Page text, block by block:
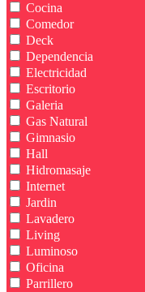
Cocina
Comedor
Deck
Dependencia
Electricidad
Escritorio
Galeria
Gas Natural
Gimnasio
Hall
Hidromasaje
Internet
Jardin
Lavadero
Living
Luminoso
Oficina
Parrillero